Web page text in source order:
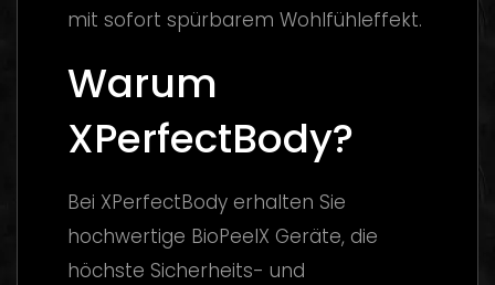
mit sofort spürbarem Wohlfühleffekt.
Warum
XPerfectBody?
Bei XPerfectBody erhalten Sie
hochwertige BioPeelX Geräte, die
höchste Sicherheits- und